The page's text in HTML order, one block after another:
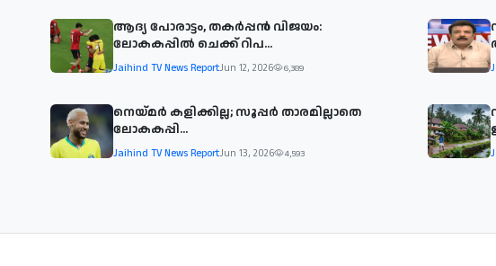
ആദ്യ പോരാട്ടം, തകർപ്പൻ വിജയം:
ലോകകപ്പിൽ ചെക്ക് റിപ...
Jaihind TV News ReportJun 12, 2026 6,389
നെയ്മര്‍ കളിക്കില്ല; സൂപ്പര്‍ താരമില്ലാതെ
ലോകകപ്പി...
Jaihind TV News ReportJun 13, 2026 4,593